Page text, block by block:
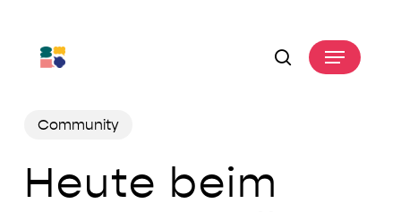
search
Menu
Community
Heute beim